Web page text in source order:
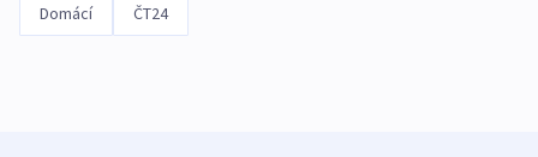
Domácí ČT24